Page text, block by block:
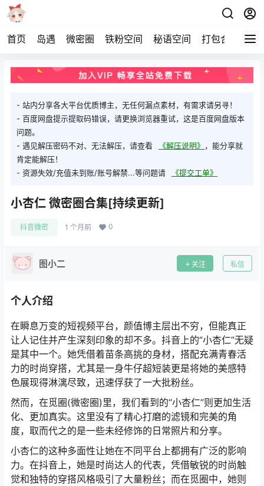
首页 岛遇 微密圈 铁粉空间 秘语空间 打包合集 关
- 站内分享各大平台优质博主，无任何漏点素材，有需求请另寻！
- 百度网盘提示提取码错误，请更换浏览器重试，这是百度网盘版本
问题。
- 遇见解压密码不对、无法解压，请查看
《解压说明》 ，能分享就
肯定能解压！
- 资源失效/充值未到账/账号解禁...等问题请
《提交工单》
小杏仁 微密圈合集[持续更新]
抖音微密 1 个月前 0
图小二 关注 私信
个人介绍
在瞬息万变的短视频平台，颜值博主层出不穷，但能真正
让人记住并产生深刻印象的却不多。抖音上的“小杏仁”无疑
是其中一个。她凭借着苗条高挑的身材，搭配充满青春活
力的时尚穿搭，尤其是一身牛仔超短装更是将她的美感特
色展现得淋漓尽致，迅速俘获了一大批粉丝。
然而，在觅圈(微密圈)里，我们看到的“小杏仁”则更加生活
化、更加真实。这里没有了精心打磨的滤镜和完美的角
度，取而代之的是一些未经修饰的日常照片和分享。
小杏仁的这种多面性让她在不同平台上都拥有广泛的影响
力。在抖音上，她是时尚达人的代表，凭借敏锐的时尚触
觉和独特的穿搭风格吸引了大量粉丝；而在觅圈中，她则